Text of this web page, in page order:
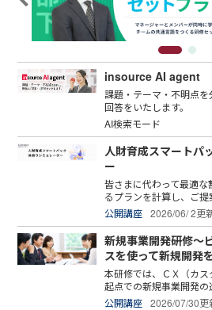
insource AI agent
課題・テーマ・不明点
回答をいたします。
AI検索モード
人財育成スマートパ
ー
皆さまに代わって最適
るプランを計算し、ご提
公開講座 2026/06/ 2更
新規事業開発研修～
スを使って新規開発
本研修では、ＣＸ（カス
起点での新規事業開発の
公開講座 2026/07/30更